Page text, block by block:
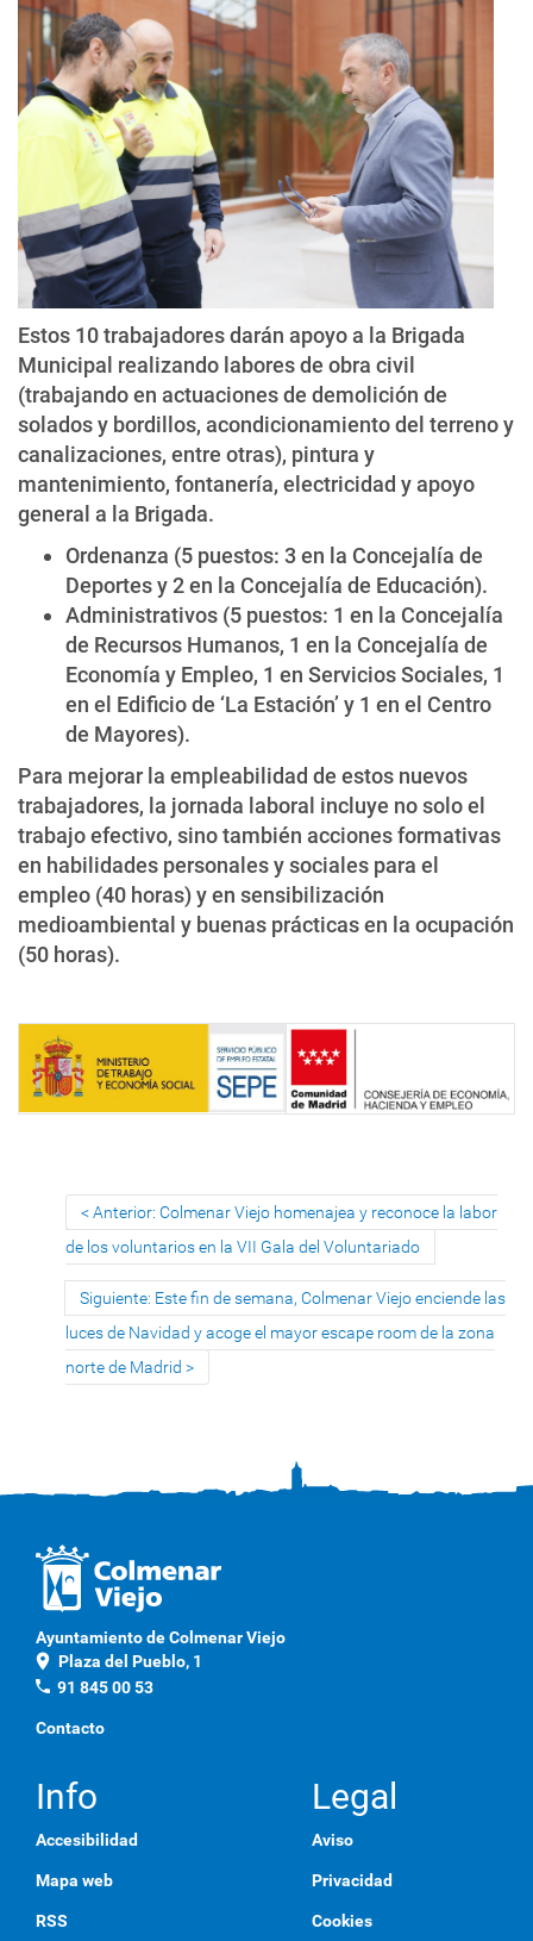
Estos 10 trabajadores darán apoyo a la Brigada
Municipal realizando labores de obra civil
(trabajando en actuaciones de demolición de
solados y bordillos, acondicionamiento del terreno y
canalizaciones, entre otras), pintura y
mantenimiento, fontanería, electricidad y apoyo
general a la Brigada.
Ordenanza (5 puestos: 3 en la Concejalía de
Deportes y 2 en la Concejalía de Educación).
Administrativos (5 puestos: 1 en la Concejalía
de Recursos Humanos, 1 en la Concejalía de
Economía y Empleo, 1 en Servicios Sociales, 1
en el Edificio de ‘La Estación’ y 1 en el Centro
de Mayores).
Para mejorar la empleabilidad de estos nuevos
trabajadores, la jornada laboral incluye no solo el
trabajo efectivo, sino también acciones formativas
en habilidades personales y sociales para el
empleo (40 horas) y en sensibilización
medioambiental y buenas prácticas en la ocupación
(50 horas).
Anterior: Colmenar Viejo homenajea y reconoce la labor
de los voluntarios en la VII Gala del Voluntariado
Siguiente: Este fin de semana, Colmenar Viejo enciende las
luces de Navidad y acoge el mayor escape room de la zona
norte de Madrid
Ayuntamiento de Colmenar Viejo
location_on Plaza del Pueblo, 1
phone 91 845 00 53
Contacto
Info
Accesibilidad
Mapa web
RSS
Legal
Aviso
Privacidad
Cookies